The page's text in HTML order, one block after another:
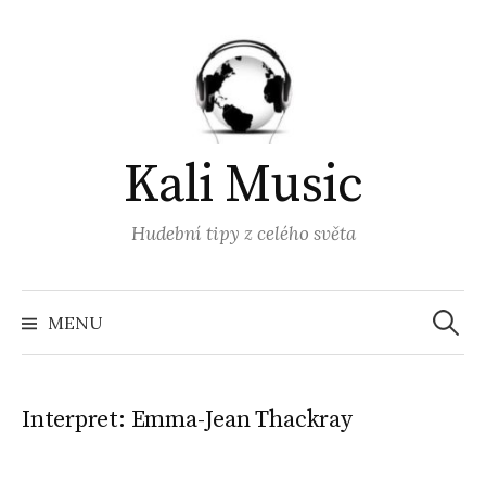
Kali Music
Hudební tipy z celého světa
MENU
Interpret: Emma-Jean Thackray